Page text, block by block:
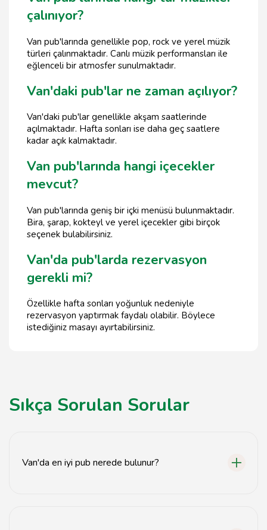
çalınıyor?
Van pub'larında genellikle pop, rock ve yerel müzik
türleri çalınmaktadır. Canlı müzik performansları ile
eğlenceli bir atmosfer sunulmaktadır.
Van'daki pub'lar ne zaman açılıyor?
Van'daki pub'lar genellikle akşam saatlerinde
açılmaktadır. Hafta sonları ise daha geç saatlere
kadar açık kalmaktadır.
Van pub'larında hangi içecekler
mevcut?
Van pub'larında geniş bir içki menüsü bulunmaktadır.
Bira, şarap, kokteyl ve yerel içecekler gibi birçok
seçenek bulabilirsiniz.
Van'da pub'larda rezervasyon
gerekli mi?
Özellikle hafta sonları yoğunluk nedeniyle
rezervasyon yaptırmak faydalı olabilir. Böylece
istediğiniz masayı ayırtabilirsiniz.
Sıkça Sorulan Sorular
Van'da en iyi pub nerede bulunur?